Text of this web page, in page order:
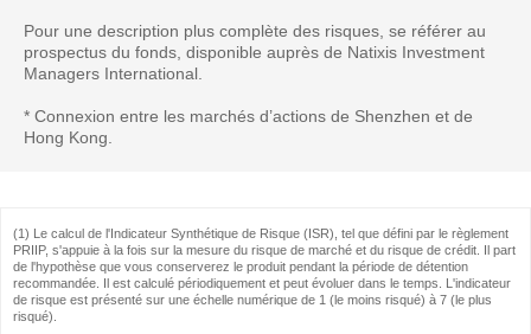
Pour une description plus complète des risques, se référer au
prospectus du fonds, disponible auprès de Natixis Investment
Managers International.
* Connexion entre les marchés d’actions de Shenzhen et de
Hong Kong.
(1) Le calcul de l'Indicateur Synthétique de Risque (ISR), tel que défini par le règlement
PRIIP, s'appuie à la fois sur la mesure du risque de marché et du risque de crédit. Il part
de l'hypothèse que vous conserverez le produit pendant la période de détention
recommandée. Il est calculé périodiquement et peut évoluer dans le temps. L'indicateur
de risque est présenté sur une échelle numérique de 1 (le moins risqué) à 7 (le plus
risqué).